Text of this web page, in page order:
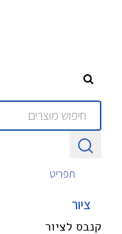
תפריט
ציור
קנבס לציור